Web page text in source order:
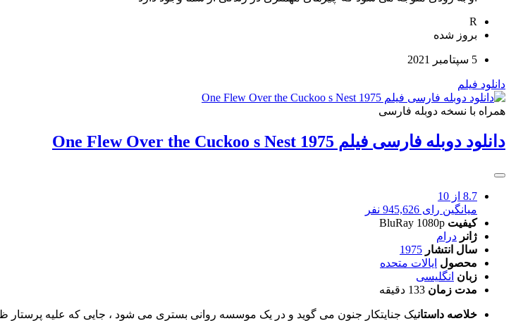
R
بروز‌ شده
5 سپتامبر 2021
دانلود فیلم
همراه با نسخه دوبله فارسی
دانلود دوبله فارسی فیلم One Flew Over the Cuckoo s Nest 1975
8.7 از 10
میانگین رای 945,626 نفر
کیفیت BluRay 1080p
ژانر درام
سال انتشار 1975
محصول ایالات متحده
زبان انگلیسی
مدت زمان 133 دقیقه
خلاصه داستانیک جنایتکار جنون می گوید و در یک موسسه روانی بستری می شود ، جایی که علیه پرستار